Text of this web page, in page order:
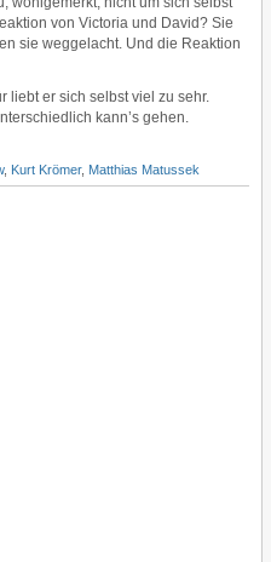
von Victoria und David? Sie
sie weggelacht. Und die Reaktion
liebt er sich selbst viel zu sehr.
kann’s gehen.
, Kurt Krömer, Matthias Matussek